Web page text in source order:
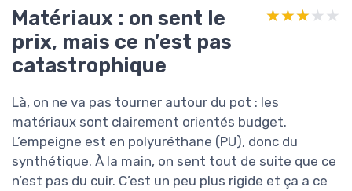
Matériaux : on sent le
prix, mais ce n’est pas
catastrophique
★★★★★
★★★★★
Là, on ne va pas tourner autour du pot : les
matériaux sont clairement orientés budget.
L’empeigne est en polyuréthane (PU), donc du
synthétique. À la main, on sent tout de suite que ce
n’est pas du cuir. C’est un peu plus rigide et ça a ce